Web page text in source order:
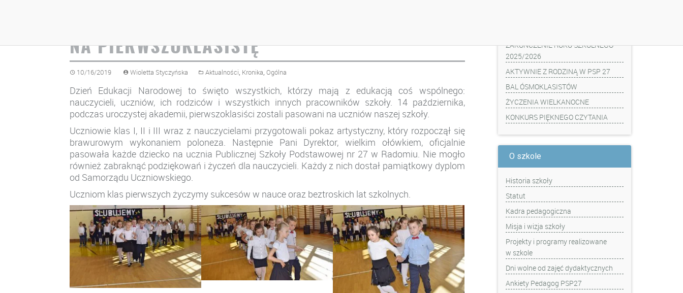
NA PIERWSZOKLASISTĘ
10/16/2019 Wioletta Styczyńska Aktualności, Kronika, Ogólna
Dzień Edukacji Narodowej to święto wszystkich, którzy mają z edukacją coś wspólnego:
nauczycieli, uczniów, ich rodziców i wszystkich innych pracowników szkoły. 14 października,
podczas uroczystej akademii, pierwszoklasiści zostali pasowani na uczniów naszej szkoły.
Uczniowie klas I, II i III wraz z nauczycielami przygotowali pokaz artystyczny, który rozpoczął się
brawurowym wykonaniem poloneza. Następnie Pani Dyrektor, wielkim ołówkiem, oficjalnie
pasowała każde dziecko na ucznia Publicznej Szkoły Podstawowej nr 27 w Radomiu. Nie mogło
również zabraknąć podziękowań i życzeń dla nauczycieli. Każdy z nich dostał pamiątkowy dyplom
od Samorządu Uczniowskiego.
Uczniom klas pierwszych życzymy sukcesów w nauce oraz beztroskich lat szkolnych.
ZAKOŃCZENIE ROKU SZKOLNEGO
2025/2026
AKTYWNIE Z RODZINĄ W PSP 27
BAL ÓSMOKLASISTÓW
ŻYCZENIA WIELKANOCNE
KONKURS PIĘKNEGO CZYTANIA
O szkole
Historia szkoły
Statut
Kadra pedagogiczna
Misja i wizja szkoły
Projekty i programy realizowane
w szkole
Dni wolne od zajęć dydaktycznych
Ankiety Pedagog PSP27